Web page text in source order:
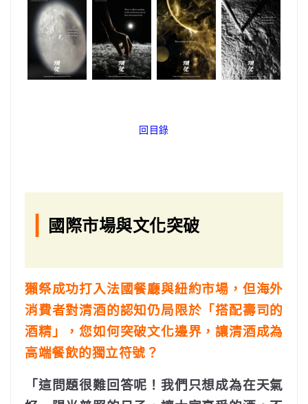
回目錄
| 國際市場與文化突破
獺祭成功打入法國餐廳與紐約市場，但海外
消費者對清酒的認知仍局限於「搭配壽司的
酒精」，您如何突破文化邊界，讓清酒成為
高端餐飲的獨立符號？
「這問題很難回答呢！我們只想成為在天氣